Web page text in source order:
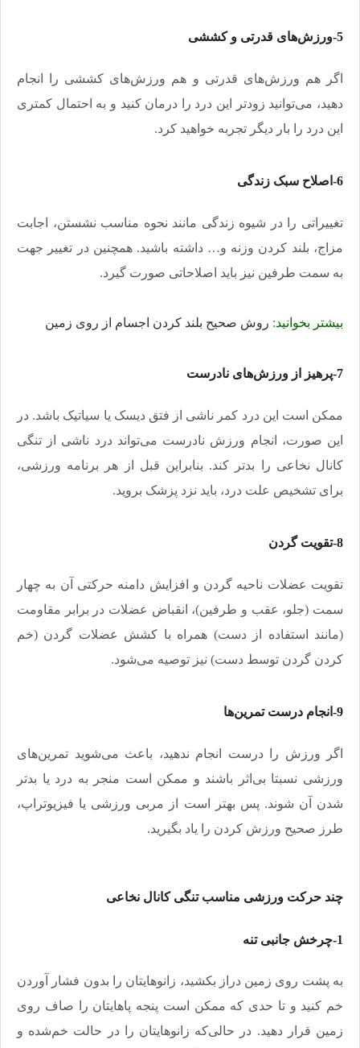
5-ورزش‌های قدرتی و کششی
اگر هم ورزش‌های قدرتی و هم ورزش‌های کششی را انجام
دهید، می‌توانید زودتر این درد را درمان کنید و به احتمال کمتری
این درد را بار دیگر تجربه خواهید کرد.
6-اصلاح سبک زندگی
تغییراتی را در شیوه زندگی مانند نحوه مناسب نشستن، ‌اجابت
مزاج، بلند کردن وزنه و… داشته باشید. همچنین در تغییر جهت
به سمت طرفین نیز باید اصلاحاتی صورت گیرد.
بیشتر بخوانید: روش صحیح بلند کردن اجسام از روی زمین
7-پرهیز از ورزش‌های نادرست
ممکن است این درد کمر ناشی از فتق دیسک یا سیاتیک باشد. در
این صورت، انجام ورزش نادرست می‌تواند درد ناشی از تنگی
کانال نخاعی را بدتر کند. بنابراین قبل از هر برنامه ورزشی،
برای تشخیص علت درد، باید نزد پزشک بروید.
8-تقویت گردن
تقویت عضلات ناحیه گردن و افزایش دامنه حرکتی آن به چهار
سمت (جلو، عقب و طرفین)، انقباض عضلات در برابر مقاومت
(مانند استفاده از دست) همراه با کشش عضلات گردن (خم
کردن گردن توسط دست) نیز توصیه می‌شود.
9-انجام درست تمرین‌ها
اگر ورزش را درست انجام ندهید، باعث می‌شوید تمرین‌های
ورزشی نسبتا بی‌اثر باشند و ممکن است منجر به درد یا بدتر
شدن آن شوند. پس بهتر است از مربی ورزشی یا فیزیوتراپ،
طرز صحیح ورزش کردن را یاد بگیرید.
چند حرکت ورزشی مناسب تنگی کانال نخاعی
1-چرخش جانبی تنه
به پشت روی زمین دراز بکشید، زانوهایتان را بدون فشار آوردن
خم کنید و تا حدی که ممکن است پنجه‌ پاهایتان را صاف روی
زمین قرار دهید. در حالی‌که زانوهایتان را در حالت خم‌شده و